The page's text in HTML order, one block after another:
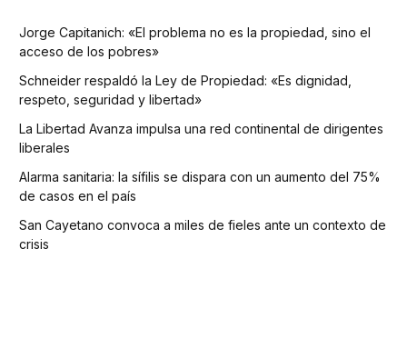
Jorge Capitanich: «El problema no es la propiedad, sino el
acceso de los pobres»
Schneider respaldó la Ley de Propiedad: «Es dignidad,
respeto, seguridad y libertad»
La Libertad Avanza impulsa una red continental de dirigentes
liberales
Alarma sanitaria: la sífilis se dispara con un aumento del 75%
de casos en el país
San Cayetano convoca a miles de fieles ante un contexto de
crisis